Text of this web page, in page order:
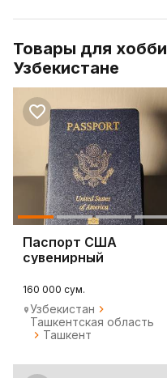
Товары для
Узбекистане
Паспорт США
сувенирный
160 000 сум.
Узбекистан
Ташкентская область
Ташкент